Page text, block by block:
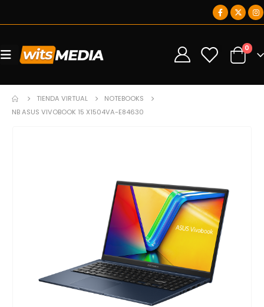
0 0
TIENDA VIRTUAL
NOTEBOOKS
NB ASUS VIVOBOOK 15 X1504VA-E84630